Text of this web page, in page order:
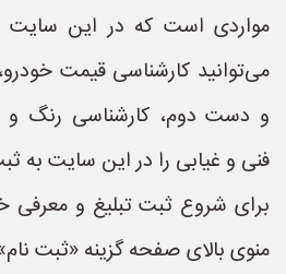
مواردی است که در این سایت
می‌توانید کارشناسی قیمت
و دست دوم، کارشناسی رنگ و
فنی و غیابی را در این سایت به
برای شروع ثبت تبلیغ و معرفی
منوی بالای صفحه گزینه «ثبت